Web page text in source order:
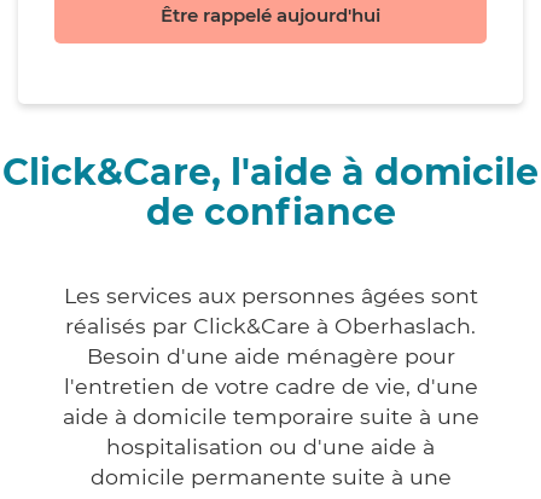
Être rappelé aujourd'hui
Click&Care, l'aide à domicile
de confiance
Les services aux personnes âgées sont
réalisés par Click&Care à Oberhaslach.
Besoin d'une aide ménagère pour
l'entretien de votre cadre de vie, d'une
aide à domicile temporaire suite à une
hospitalisation ou d'une aide à
domicile permanente suite à une